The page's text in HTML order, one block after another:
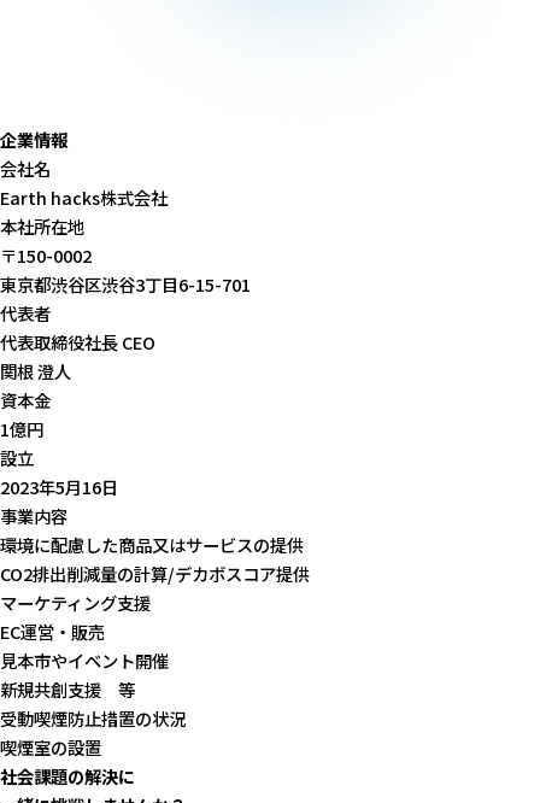
企業情報
会社名
Earth hacks株式会社
本社所在地
〒150-0002
東京都渋谷区渋谷3丁目6-15-701
代表者
代表取締役社長 CEO
関根 澄人
資本金
1億円
設立
2023年5月16日
事業内容
環境に配慮した商品又はサービスの提供
CO2排出削減量の計算/デカボスコア提供
マーケティング支援
EC運営・販売
見本市やイベント開催
新規共創支援 等
受動喫煙防止措置の状況
喫煙室の設置
社会課題の解決に